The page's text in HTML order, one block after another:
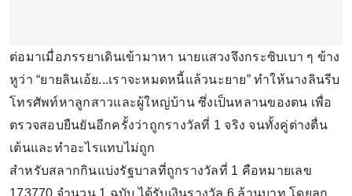
ต่อมาเมื่อภรรยาเดินเข้ามาหา นายแสวงจึงกระซิบเบา ๆ ข้าง
หูว่า “ยายลินเอ้ย...เราจะหมดหนี้แล้วนะยาย” ทำให้นางลินรีบ
โทรศัพท์หาลูกสาวและผู้ใหญ่บ้าน ซึ่งเป็นหลานของตน เพื่อ
ตรวจสอบยืนยันอีกครั้งว่าถูกรางวัลที่ 1 จริง จนทั้งคู่ต่างตื่น
เต้นและทำอะไรแทบไม่ถูก
สำหรับสลากกินแบ่งรัฐบาลที่ถูกรางวัลที่ 1 คือหมายเลข
173770 จำนวน 1 ฉบับ ได้รับเงินรางวัล 6 ล้านบาท โดยลูก